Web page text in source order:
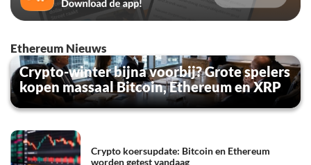
Ethereum Nieuws
Crypto-winter bijna voorbij? Grote spelers
kopen massaal Bitcoin, Ethereum en XRP
Crypto koersupdate: Bitcoin en Ethereum
worden getest vandaag